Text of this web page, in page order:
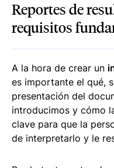
Reportes de
requisitos
A la hora de crear un
es importante el qué,
presentación del
introducimos y cómo
clave para que la
de interpretarlo y le